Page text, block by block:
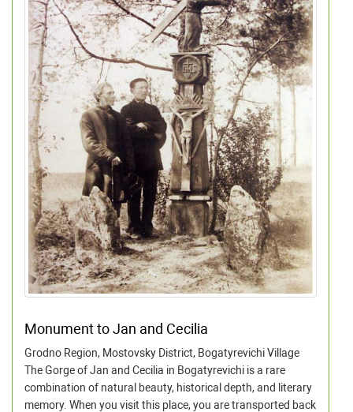
Monument to Jan and Cecilia
Grodno Region, Mostovsky District, Bogatyrevichi Village
The Gorge of Jan and Cecilia in Bogatyrevichi is a rare
combination of natural beauty, historical depth, and literary
memory. When you visit this place, you are transported back